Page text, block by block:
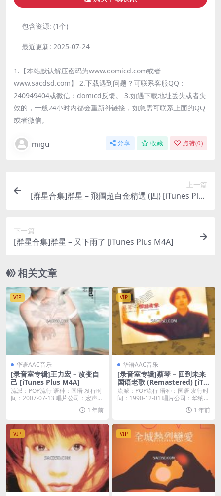
包含资源: (1个)
最近更新: 2025-07-24
1.【本站默认解压密码为www.domicd.com或者
www.sacdsd.com】 2.下载遇到问题？可联系客服QQ：
240949404或微信：domicd反馈。 3.如遇下载地址丢失或者失
效的，一般24小时内都会重新补链接，如急需可联系上面的QQ
或者微信。
migu 分享 收藏 点赞(0)
上一篇
[群星合集]群星 – 飛圖超白金精選 (四) [iTunes Plus
下一篇
[群星合集]群星 – 又下雨了 [iTunes Plus M4A]
相关文章
VIP
华语AAC音乐
[录音室专辑]王力宏 – 改变自
己 [iTunes Plus M4A]
流派：POP流行 语种：国语 发行时
间：2007-07-13 唱片公司：宏声音
1 年前
VIP
华语AAC音乐
[录音室专辑]蔡琴 – 回到未来
国语老歌 (Remastered) [iTu
nes Plus M4A]
流派：POP流行 语种：国语 发行时
间：1990-12-01 唱片公司：华纳唱
1 年前
VIP VIP